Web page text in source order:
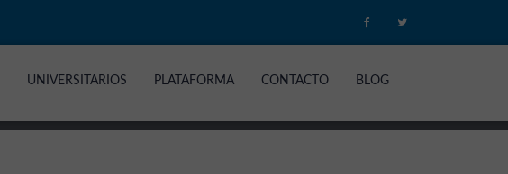
UNIVERSITARIOS PLATAFORMA CONTACTO BLOG